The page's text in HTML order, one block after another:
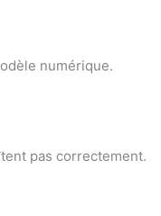
numérique.
pas correctement.